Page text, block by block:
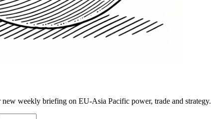
weekly briefing on EU-Asia Pacific power, trade and strategy.